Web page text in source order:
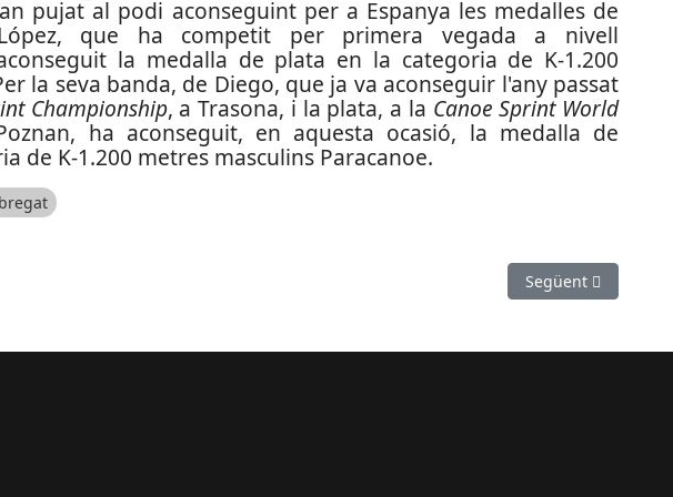
pujat al podi aconseguint per a Espanya les medalles de
que ha competit per primera vegada a nivell
la medalla de plata en la categoria de K-1.200
la seva banda, de Diego, que ja va aconseguir l'any passat
Championship, a Trasona, i la plata, a la Canoe Sprint World
ha aconseguit, en aquesta ocasió, la medalla de
de K-1.200 metres masculins Paracanoe.
a un pas de conquerir el títol continental de trial Article següent:
Següent